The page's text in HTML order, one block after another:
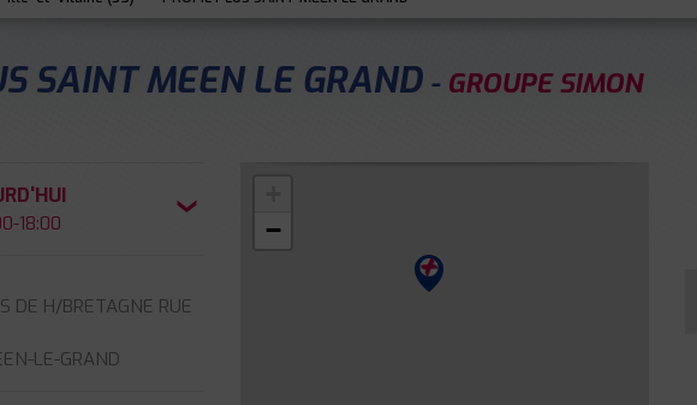
SAINT MEEN LE GRAND GROUPE SIMON
18:00
DE H/BRETAGNE RUE
LE-GRAND
−